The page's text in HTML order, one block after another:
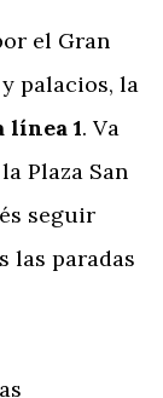
el Gran
palacios, la
línea 1. Va
Plaza San
seguir
las paradas